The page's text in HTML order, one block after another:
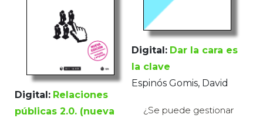
Digital: Relaciones
públicas 2.0. (nueva
Digital: Dar la cara es
la clave
Espinós Gomis, David
¿Se puede gestionar